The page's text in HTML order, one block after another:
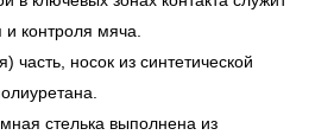
контроля мяча.
часть, носок из синтетической
стелька выполнена из